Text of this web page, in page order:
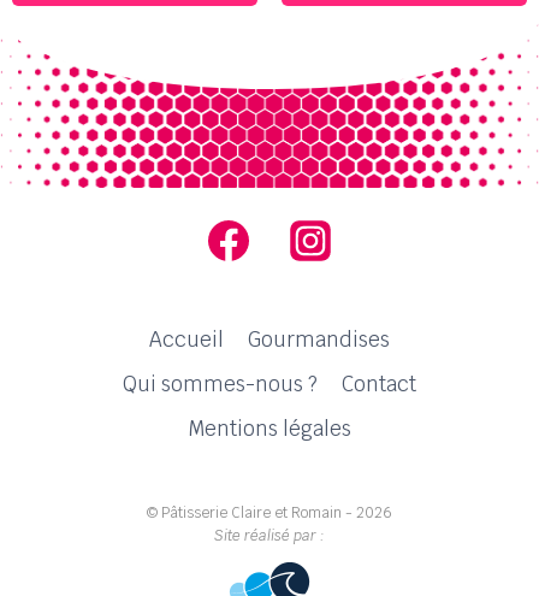
Accueil
Gourmandises
Qui sommes-nous ?
Contact
Mentions légales
© Pâtisserie Claire et Romain - 2026
Site réalisé par :